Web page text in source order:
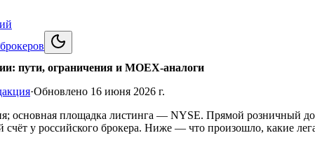
пути, ограничения и MOEX-аналоги
·Обновлено 16 июня 2026 г.
основная площадка листинга — NYSE. Прямой розничный
счёт у российского брокера. Ниже — что произошло, какие